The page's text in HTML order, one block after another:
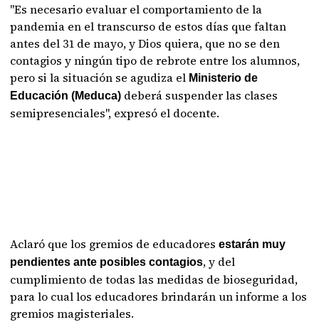
"Es necesario evaluar el comportamiento de la
pandemia en el transcurso de estos días que faltan
antes del 31 de mayo, y Dios quiera, que no se den
contagios y ningún tipo de rebrote entre los alumnos,
pero si la situación se agudiza el Ministerio de
Educación (Meduca) deberá suspender las clases
semipresenciales", expresó el docente.
Aclaró que los gremios de educadoresestarán muy
pendientes ante posibles contagios, y del
cumplimiento de todas las medidas de bioseguridad,
para lo cual los educadores brindarán un informe a los
gremios magisteriales.